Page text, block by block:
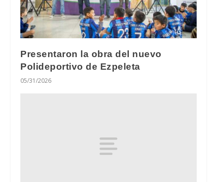
Presentaron la obra del nuevo
Polideportivo de Ezpeleta
05/31/2026